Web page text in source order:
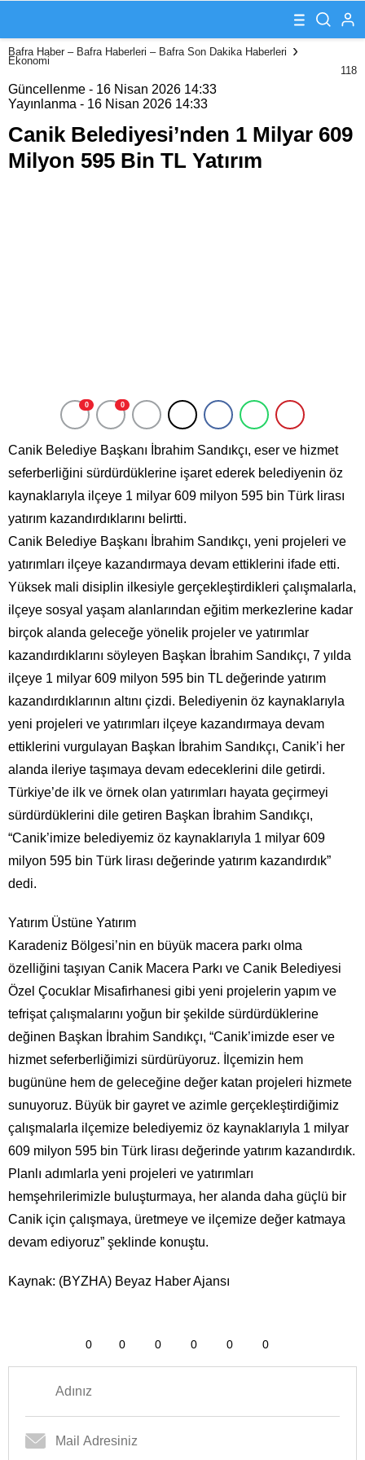
1 Milyar 609
Milyon 595 Bin
TL Yatırım
Bafra Haber – Bafra Haberleri – Bafra Son Dakika Haberleri
Ekonomi
118
Güncellenme - 16 Nisan 2026 14:33
Yayınlanma - 16 Nisan 2026 14:33
Canik Belediyesi’nden 1 Milyar 609
Milyon 595 Bin TL Yatırım
0 0
Canik Belediye Başkanı İbrahim Sandıkçı, eser ve hizmet
seferberliğini sürdürdüklerine işaret ederek belediyenin öz
kaynaklarıyla ilçeye 1 milyar 609 milyon 595 bin Türk lirası
yatırım kazandırdıklarını belirtti.
Canik Belediye Başkanı İbrahim Sandıkçı, yeni projeleri ve
yatırımları ilçeye kazandırmaya devam ettiklerini ifade etti.
Yüksek mali disiplin ilkesiyle gerçekleştirdikleri çalışmalarla,
ilçeye sosyal yaşam alanlarından eğitim merkezlerine kadar
birçok alanda geleceğe yönelik projeler ve yatırımlar
kazandırdıklarını söyleyen Başkan İbrahim Sandıkçı, 7 yılda
ilçeye 1 milyar 609 milyon 595 bin TL değerinde yatırım
kazandırdıklarının altını çizdi. Belediyenin öz kaynaklarıyla
yeni projeleri ve yatırımları ilçeye kazandırmaya devam
ettiklerini vurgulayan Başkan İbrahim Sandıkçı, Canik’i her
alanda ileriye taşımaya devam edeceklerini dile getirdi.
Türkiye’de ilk ve örnek olan yatırımları hayata geçirmeyi
sürdürdüklerini dile getiren Başkan İbrahim Sandıkçı,
“Canik’imize belediyemiz öz kaynaklarıyla 1 milyar 609
milyon 595 bin Türk lirası değerinde yatırım kazandırdık”
dedi.
Yatırım Üstüne Yatırım
Karadeniz Bölgesi’nin en büyük macera parkı olma
özelliğini taşıyan Canik Macera Parkı ve Canik Belediyesi
Özel Çocuklar Misafirhanesi gibi yeni projelerin yapım ve
tefrişat çalışmalarını yoğun bir şekilde sürdürdüklerine
değinen Başkan İbrahim Sandıkçı, “Canik’imizde eser ve
hizmet seferberliğimizi sürdürüyoruz. İlçemizin hem
bugününe hem de geleceğine değer katan projeleri hizmete
sunuyoruz. Büyük bir gayret ve azimle gerçekleştirdiğimiz
çalışmalarla ilçemize belediyemiz öz kaynaklarıyla 1 milyar
609 milyon 595 bin Türk lirası değerinde yatırım kazandırdık.
Planlı adımlarla yeni projeleri ve yatırımları
hemşehrilerimizle buluşturmaya, her alanda daha güçlü bir
Canik için çalışmaya, üretmeye ve ilçemize değer katmaya
devam ediyoruz” şeklinde konuştu.
Kaynak: (BYZHA) Beyaz Haber Ajansı
0 0 0 0 0 0